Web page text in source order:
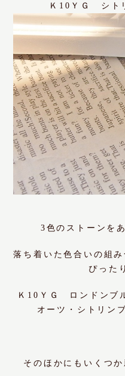
Ｋ10ＹＧ シト
3色のストーンを
落ち着いた色合いの組
ぴった
Ｋ10ＹＧ ロンドンブ
オーツ・シトリン
そのほかにもいくつ